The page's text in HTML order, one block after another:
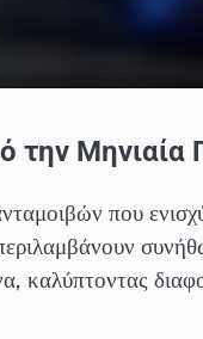
την Μηνιαία
που
καλύπτοντας